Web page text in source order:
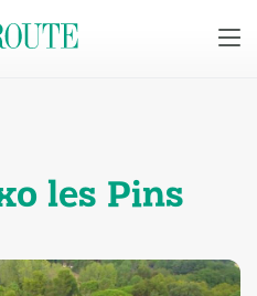
les Pins